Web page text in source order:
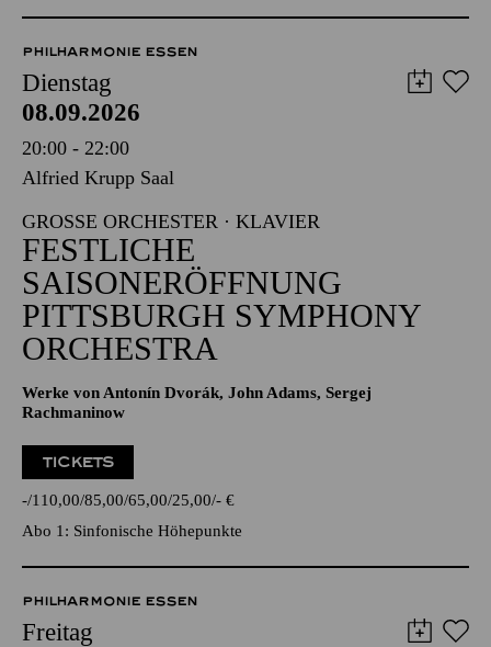
PHILHARMONIE ESSEN
Dienstag
08.09.2026
20:00 - 22:00
Alfried Krupp Saal
GROSSE ORCHESTER · KLAVIER
FESTLICHE
SAISONERÖFFNUNG
PITTSBURGH SYMPHONY
ORCHESTRA
Werke von Antonín Dvorák, John Adams, Sergej
Rachmaninow
TICKETS
- 110,00 85,00 65,00 25,00 - €
Abo 1: Sinfonische Höhepunkte
PHILHARMONIE ESSEN
Freitag